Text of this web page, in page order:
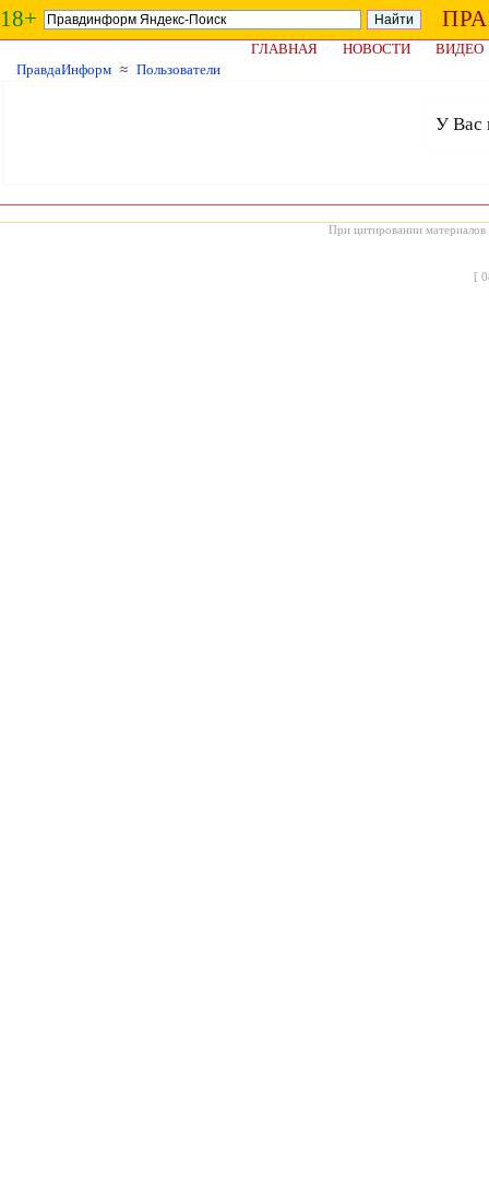
18+
ГЛАВНАЯ НОВОСТИ
ВИДЕО
ПравдаИнформ ≈ Пользователи
У Вас
При цитировании материалов
[